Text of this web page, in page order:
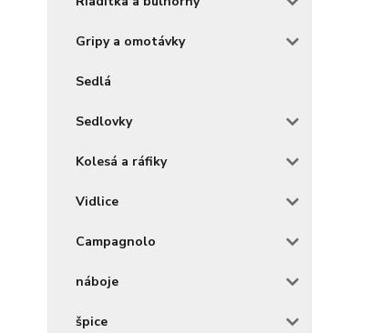
Gripy a omotávky
Sedlá
Sedlovky
Kolesá a ráfiky
Vidlice
Campagnolo
náboje
špice